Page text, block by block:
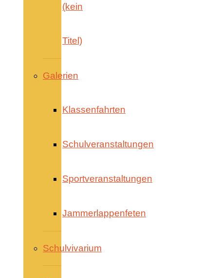
(kein
Titel)
Galerien
Klassenfahrten
Schulveranstaltungen
Sportveranstaltungen
Jammerlappenfeten
Schulvivarium